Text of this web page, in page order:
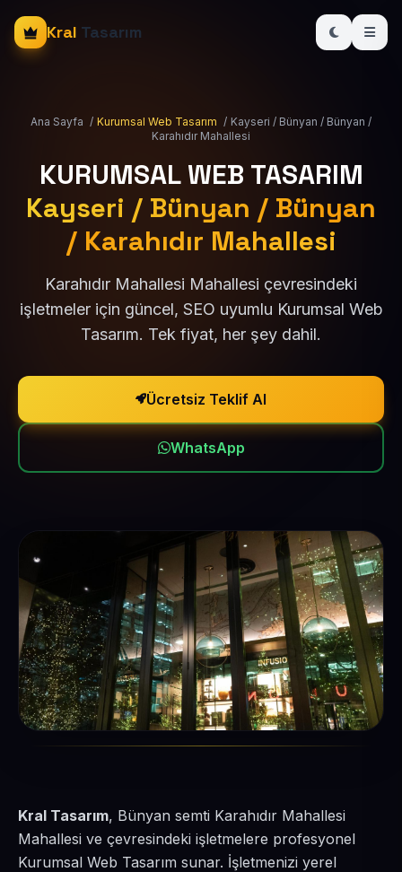
Kral Tasarım
Ana Sayfa / Kurumsal Web Tasarım / Kayseri / Bünyan / Bünyan /
Karahıdır Mahallesi
KURUMSAL WEB TASARIM
Kayseri / Bünyan / Bünyan
/ Karahıdır Mahallesi
Karahıdır Mahallesi Mahallesi çevresindeki
işletmeler için güncel, SEO uyumlu Kurumsal Web
Tasarım. Tek fiyat, her şey dahil.
Ücretsiz Teklif Al
WhatsApp
Kral Tasarım, Bünyan semti Karahıdır Mahallesi
Mahallesi ve çevresindeki işletmelere profesyonel
Kurumsal Web Tasarım sunar. İşletmenizi yerel